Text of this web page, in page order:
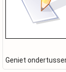
Geniet